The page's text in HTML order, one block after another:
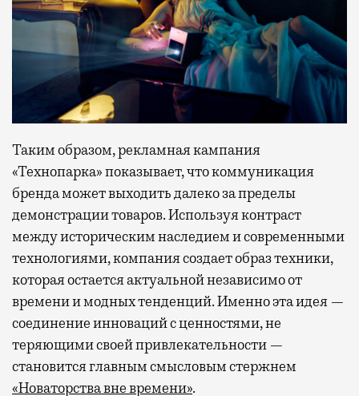
Таким образом, рекламная кампания
«Технопарка» показывает, что коммуникация
бренда может выходить далеко за пределы
демонстрации товаров. Используя контраст
между историческим наследием и современными
технологиями, компания создает образ техники,
которая остается актуальной независимо от
времени и модных тенденций. Именно эта идея —
соединение инноваций с ценностями, не
теряющими своей привлекательности —
становится главным смысловым стержнем
«Новаторства вне времени».